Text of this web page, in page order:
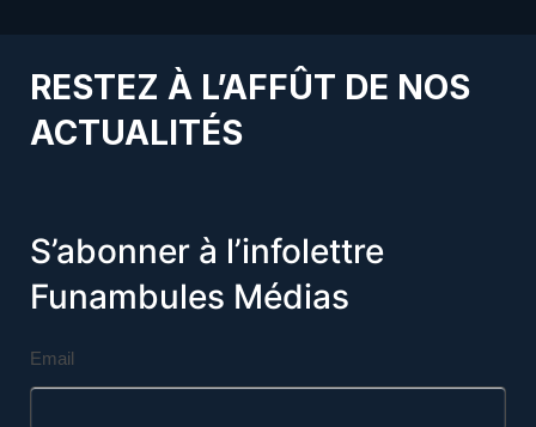
RESTEZ À L’AFFÛT DE NOS
ACTUALITÉS
S’abonner à l’infolettre
Funambules Médias
Email